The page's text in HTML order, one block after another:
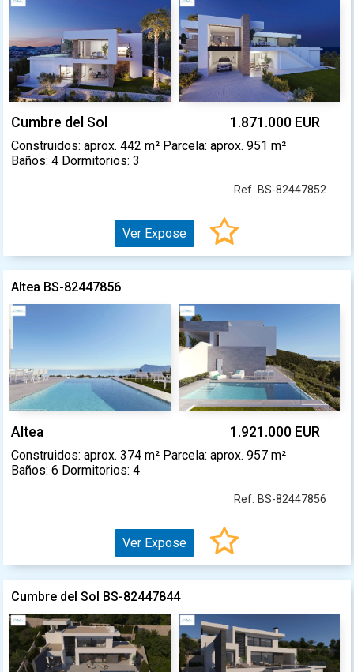
Cumbre del Sol 1.871.000 EUR
Construidos: aprox. 442 m² Parcela: aprox. 951 m²
Baños: 4 Dormitorios: 3
Ref. BS-82447852
Ver Expose
Altea BS-82447856
Altea 1.921.000 EUR
Construidos: aprox. 374 m² Parcela: aprox. 957 m²
Baños: 6 Dormitorios: 4
Ref. BS-82447856
Ver Expose
Cumbre del Sol BS-82447844